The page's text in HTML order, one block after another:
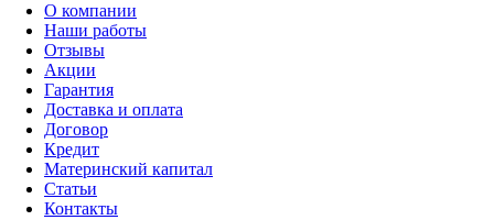
О компании
Наши работы
Отзывы
Акции
Гарантия
Доставка и оплата
Договор
Кредит
Материнский капитал
Статьи
Контакты